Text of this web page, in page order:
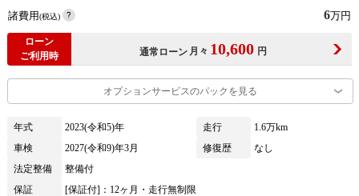
諸費用(税込) 6万円
ローン
ご利用時
通常ローン 月々 10,600 円
オプションサービスのパックを見る
年式 2023(令和5)年 走行
1.6万km
車検
2027(令和9)年3月 修復歴
なし
法定整備
整備付
保証
[保証付]：12ヶ月・走行無制限